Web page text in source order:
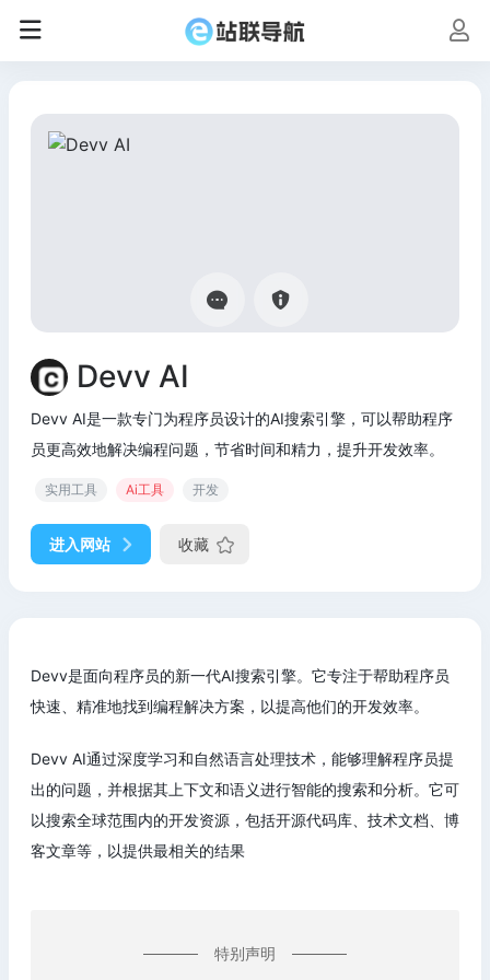
Devv AI
Devv AI是一款专门为程序员设计的AI搜索引擎，可以帮助程序
员更高效地解决编程问题，节省时间和精力，提升开发效率。
实用工具 Ai工具 开发
进入网站 收藏
Devv是面向程序员的新一代AI搜索引擎。它专注于帮助程序员
快速、精准地找到编程解决方案，以提高他们的开发效率。
Devv AI通过深度学习和自然语言处理技术，能够理解程序员提
出的问题，并根据其上下文和语义进行智能的搜索和分析。它可
以搜索全球范围内的开发资源，包括开源代码库、技术文档、博
客文章等，以提供最相关的结果
特别声明